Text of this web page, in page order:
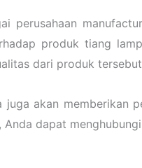
perusahaan
produk tiang
dari produk
juga akan memberikan
Anda dapat